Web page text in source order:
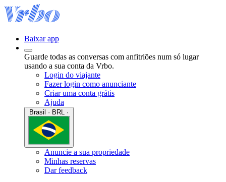
Baixar app
Guarde todas as conversas com anfitriões num só lugar
usando a sua conta da Vrbo.
Login do viajante
Fazer login como anunciante
Criar uma conta grátis
Ajuda
Anuncie a sua propriedade
Minhas reservas
Dar feedback